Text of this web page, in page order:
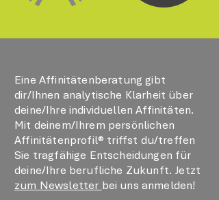
Eine Affinitätenberatung gibt
dir/Ihnen analytische Klarheit über
deine/Ihre individuellen Affinitäten.
Mit deinem/Ihrem persönlichen
Affinitätenprofil® triffst du/treffen
Sie tragfähige Entscheidungen für
deine/Ihre berufliche Zukunft. Jetzt
zum Newsletter bei uns anmelden!